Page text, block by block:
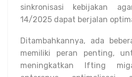
sinkronisasi kebijakan
14/2025 dapat berjalan
Ditambahkannya, ada
memiliki peran penting,
meningkatkan lfting